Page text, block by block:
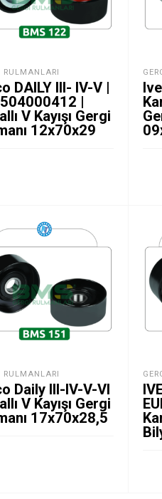
RULMANLARI
DAILY III- IV-V |
504000412 |
V Kayışı Gergi
12x70x29
RULMANLARI
Daily III-IV-V-VI
V Kayışı Gergi
17x70x28,5